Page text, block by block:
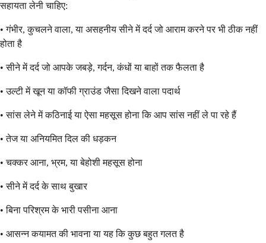
सहायता लेनी चाहिए:
• गंभीर, कुचलने वाला, या असहनीय सीने में दर्द जो आराम करने पर भी ठीक नहीं
होता है
• सीने में दर्द जो आपके जबड़े, गर्दन, कंधों या बाहों तक फैलता है
• उल्टी में खून या कॉफी ग्राउंड जैसा दिखने वाला पदार्थ
• सांस लेने में कठिनाई या ऐसा महसूस होना कि आप सांस नहीं ले पा रहे हैं
• तेज या अनियमित दिल की धड़कन
• चक्कर आना, भ्रम, या बेहोशी महसूस होना
• सीने में दर्द के साथ बुखार
• बिना परिश्रम के भारी पसीना आना
• आसन्न कयामत की भावना या यह कि कुछ बहुत गलत है